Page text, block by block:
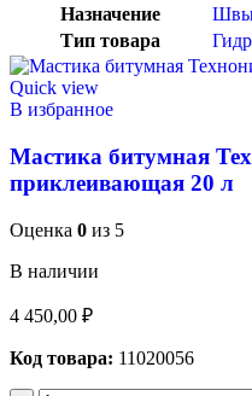
Назначение
Швы
Тип товара
Quick view
В избранное
Мастика битумная
приклеивающая 20 л
Оценка 0 из 5
В наличии
4 450,00 ₽
Код товара: 11020056